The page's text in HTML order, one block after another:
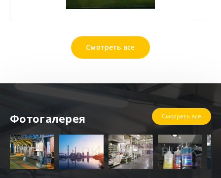
Смотреть все
Фотогалерея Смотреть все